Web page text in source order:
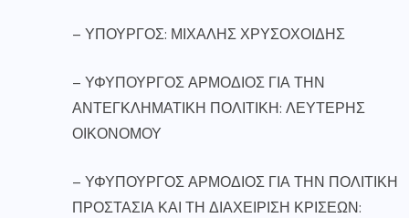
– ΥΠΟΥΡΓΟΣ: ΜΙΧΑΛΗΣ ΧΡΥΣΟΧΟΙΔΗΣ
– ΥΦΥΠΟΥΡΓΟΣ ΑΡΜΟΔΙΟΣ ΓΙΑ ΤΗΝ
ΑΝΤΕΓΚΛΗΜΑΤΙΚΗ ΠΟΛΙΤΙΚΗ: ΛΕΥΤΕΡΗΣ
ΟΙΚΟΝΟΜΟΥ
– ΥΦΥΠΟΥΡΓΟΣ ΑΡΜΟΔΙΟΣ ΓΙΑ ΤΗΝ ΠΟΛΙΤΙΚΗ
ΠΡΟΣΤΑΣΙΑ ΚΑΙ ΤΗ ΔΙΑΧΕΙΡΙΣΗ ΚΡΙΣΕΩΝ: